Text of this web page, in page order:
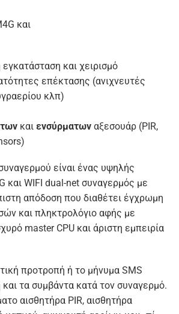
και
και χειρισμό
επέκτασης (ανιχνευτές
κλπ)
και ενσύρματων αξεσουάρ (PIR,
είναι ένας υψηλής
και WIFI dual-net συναγερμός με
απόδοση που διαθέτει έγχρωμη
και πληκτρολόγιο αφής με
master CPU και άριστη εμπειρία
προτροπή ή το μήνυμα SMS
και τα συμβάντα κατά τον συναγερμό.
αισθητήρα PIR, αισθητήρα